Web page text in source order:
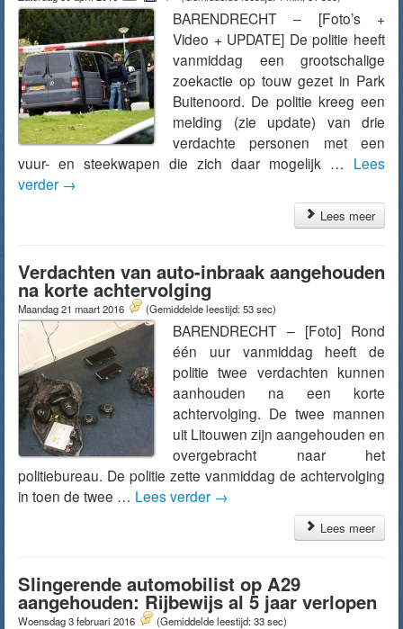
BARENDRECHT – [Foto’s +
Video + UPDATE] De politie heeft
vanmiddag een grootschalige
zoekactie op touw gezet in Park
Buitenoord. De politie kreeg een
melding (zie update) van drie
verdachte personen met een
vuur- en steekwapen die zich daar mogelijk … Lees
verder →
Lees meer
Verdachten van auto-inbraak aangehouden
na korte achtervolging
Maandag 21 maart 2016 (Gemiddelde leestijd: 53 sec)
BARENDRECHT – [Foto] Rond
één uur vanmiddag heeft de
politie twee verdachten kunnen
aanhouden na een korte
achtervolging. De twee mannen
uit Litouwen zijn aangehouden en
overgebracht naar het
politiebureau. De politie zette vanmiddag de achtervolging
in toen de twee … Lees verder →
Lees meer
Slingerende automobilist op A29
aangehouden: Rijbewijs al 5 jaar verlopen
Woensdag 3 februari 2016 (Gemiddelde leestijd: 33 sec)